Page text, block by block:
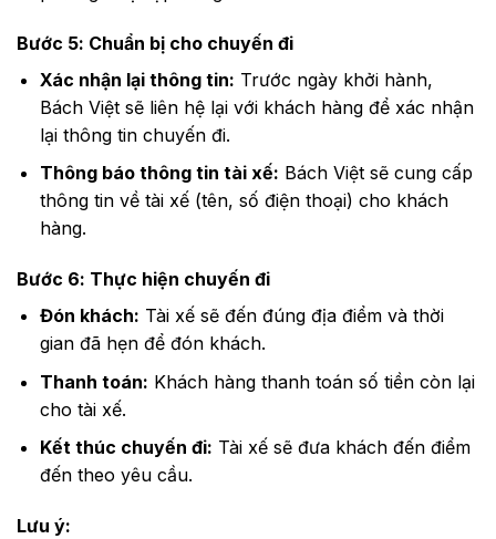
Bước 5: Chuẩn bị cho chuyến đi
Xác nhận lại thông tin: Trước ngày khởi hành,
Bách Việt sẽ liên hệ lại với khách hàng để xác nhận
lại thông tin chuyến đi.
Thông báo thông tin tài xế: Bách Việt sẽ cung cấp
thông tin về tài xế (tên, số điện thoại) cho khách
hàng.
Bước 6: Thực hiện chuyến đi
Đón khách: Tài xế sẽ đến đúng địa điểm và thời
gian đã hẹn để đón khách.
Thanh toán: Khách hàng thanh toán số tiền còn lại
cho tài xế.
Kết thúc chuyến đi: Tài xế sẽ đưa khách đến điểm
đến theo yêu cầu.
Lưu ý: